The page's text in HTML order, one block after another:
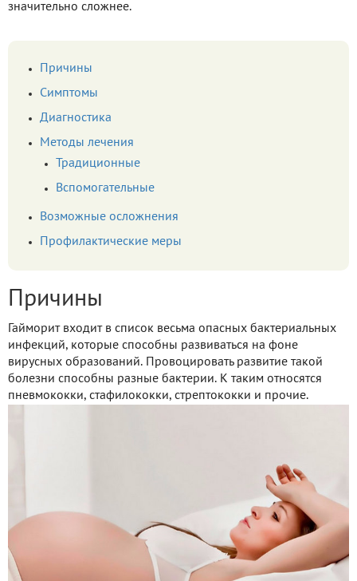
значительно сложнее.
Причины
Симптомы
Диагностика
Методы лечения
Традиционные
Вспомогательные
Возможные осложнения
Профилактические меры
Причины
Гайморит входит в список весьма опасных бактериальных
инфекций, которые способны развиваться на фоне
вирусных образований. Провоцировать развитие такой
болезни способны разные бактерии. К таким относятся
пневмококки, стафилококки, стрептококки и прочие.